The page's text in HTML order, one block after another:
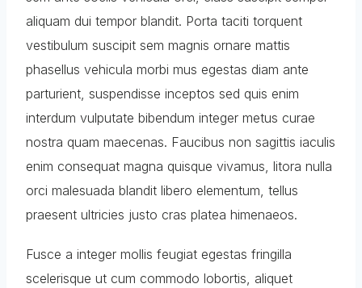
aliquam dui tempor blandit. Porta taciti torquent
vestibulum suscipit sem magnis ornare mattis
phasellus vehicula morbi mus egestas diam ante
parturient, suspendisse inceptos sed quis enim
interdum vulputate bibendum integer metus curae
nostra quam maecenas. Faucibus non sagittis iaculis
enim consequat magna quisque vivamus, litora nulla
orci malesuada blandit libero elementum, tellus
praesent ultricies justo cras platea himenaeos.
Fusce a integer mollis feugiat egestas fringilla
scelerisque ut cum commodo lobortis, aliquet